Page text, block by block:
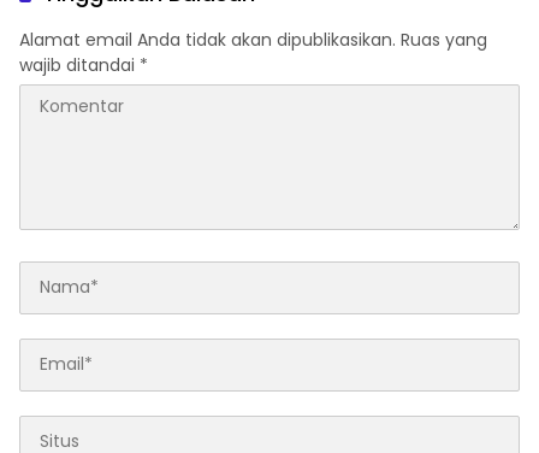
Alamat email Anda tidak akan dipublikasikan. Ruas yang
wajib ditandai *